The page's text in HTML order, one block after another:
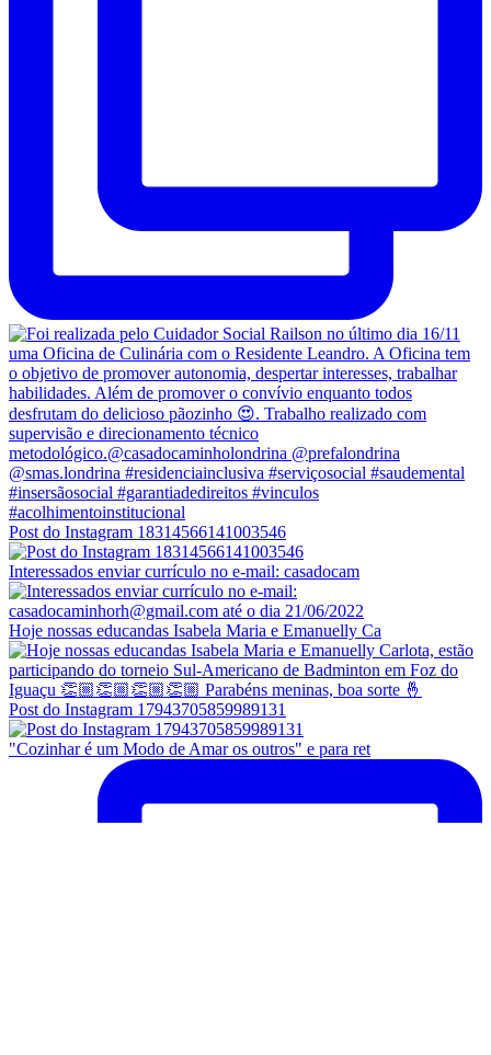
Post do Instagram 18314566141003546
Interessados enviar currículo no e-mail: casadocam
Hoje nossas educandas Isabela Maria e Emanuelly Ca
Post do Instagram 17943705859989131
"Cozinhar é um Modo de Amar os outros" e para ret